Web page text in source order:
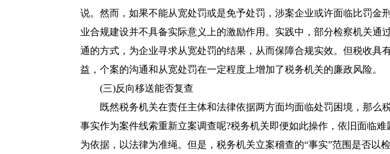
说。然而，如果不能从宽处罚或是免予处罚，涉案企业或许面临比罚金
业合规建设并不具备实际意义上的激励作用。实践中，部分检察机关通
通的方式，为企业寻求从宽处罚的结果，从而保障合规实效。但税收具
益，个案的沟通和从宽处罚在一定程度上增加了税务机关的廉政风险。
(三)反向移送能否复查
既然税务机关在责任主体和法律依据两方面均面临处罚困境，那么
事实作为案件线索重新立案调查呢?税务机关即便如此操作，依旧面临
为依据，以法律为准绳。但是，税务机关立案稽查的“事实”范围是否以